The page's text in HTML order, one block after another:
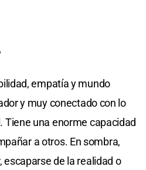
empatía y mundo
y muy conectado con lo
Tiene una enorme capacidad
a otros. En sombra,
escaparse de la realidad o